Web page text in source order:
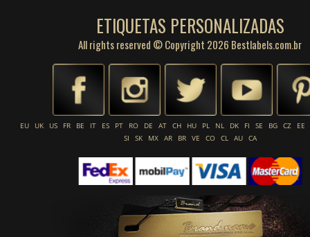
ETIQUETAS PERSONALIZADAS
All rights reserved © Copyright 2026 Bestlabels.com.br
EU UK US FR BE IT ES PT RO DE AT CH HU PL NL DK FI SE BG CZ
EE
SI
SK MX AR BR VE CO CL AU CA